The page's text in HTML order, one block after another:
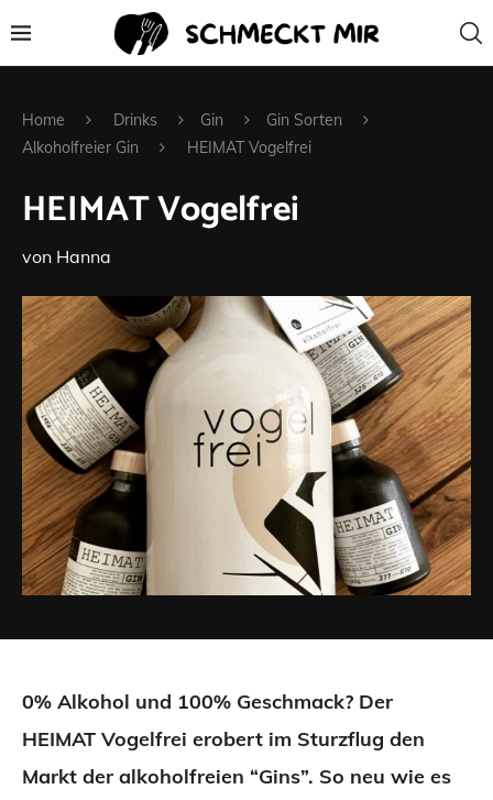
Home Drinks Gin
Gin Sorten
Alkoholfreier Gin
HEIMAT Vogelfrei
HEIMAT Vogelfrei
von Hanna
0% Alkohol und 100% Geschmack? Der
HEIMAT Vogelfrei erobert im Sturzflug den
Markt der alkoholfreien “Gins”. So neu wie es